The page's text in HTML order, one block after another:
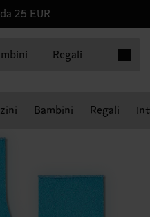
25 EUR
Regali
Bambini Regali